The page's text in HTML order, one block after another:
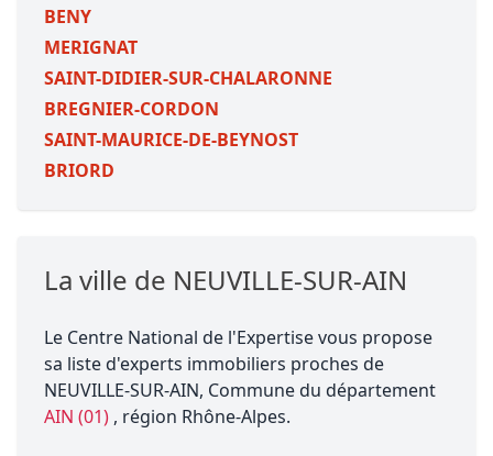
BENY
MERIGNAT
SAINT-DIDIER-SUR-CHALARONNE
BREGNIER-CORDON
SAINT-MAURICE-DE-BEYNOST
BRIORD
La ville de NEUVILLE-SUR-AIN
Le Centre National de l'Expertise vous propose
sa liste d'experts immobiliers proches de
NEUVILLE-SUR-AIN, Commune du département
AIN (01) , région Rhône-Alpes.